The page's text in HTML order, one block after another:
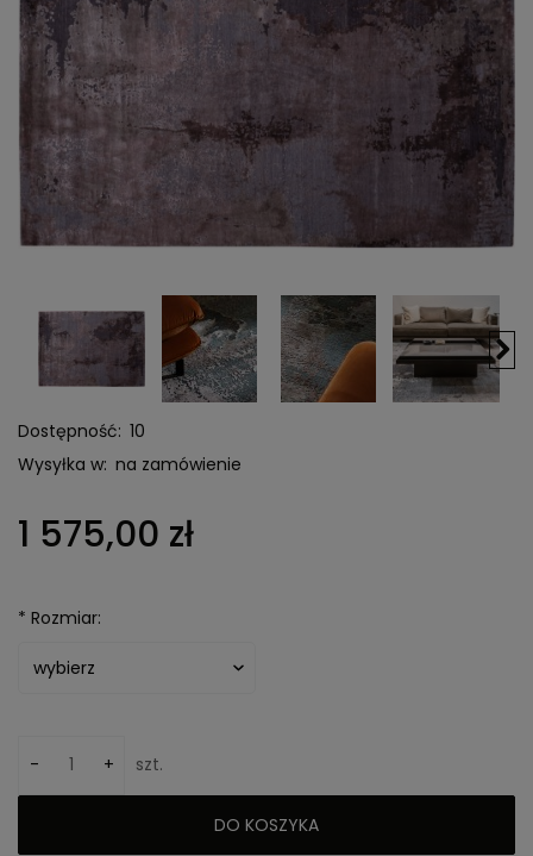
Dostępność: 10
Wysyłka w: na zamówienie
1 575,00 zł
* Rozmiar:
- + szt.
DO KOSZYKA